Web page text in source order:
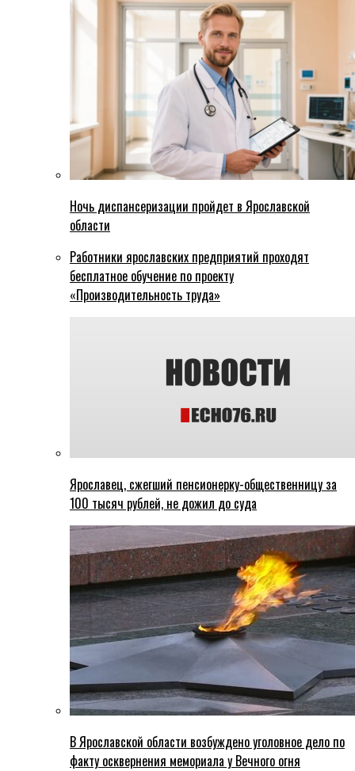
Ночь диспансеризации пройдет в Ярославской
области
Работники ярославских предприятий проходят
бесплатное обучение по проекту
«Производительность труда»
Ярославец, сжегший пенсионерку-общественницу за
100 тысяч рублей, не дожил до суда
В Ярославской области возбуждено уголовное дело по
факту осквернения мемориала у Вечного огня